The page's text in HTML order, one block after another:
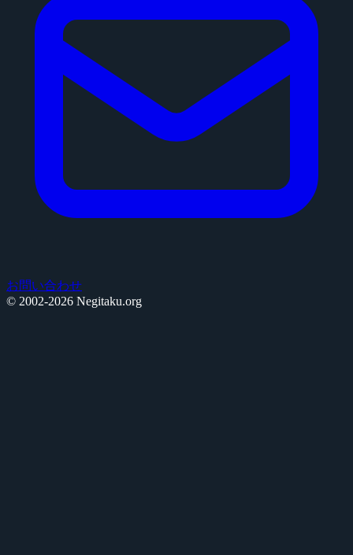
お問い合わせ
© 2002-2026 Negitaku.org